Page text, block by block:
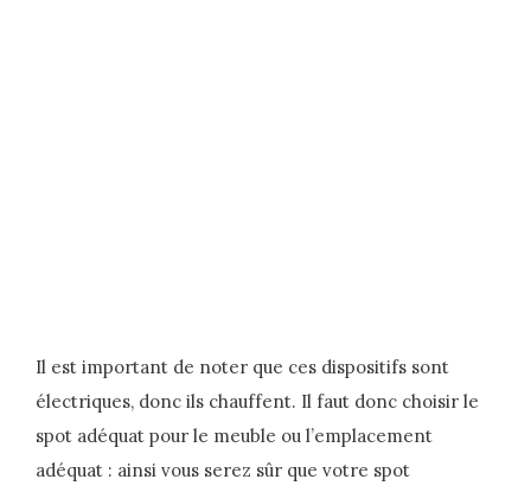
Il est important de noter que ces dispositifs sont
électriques, donc ils chauffent. Il faut donc choisir le
spot adéquat pour le meuble ou l’emplacement
adéquat : ainsi vous serez sûr que votre spot